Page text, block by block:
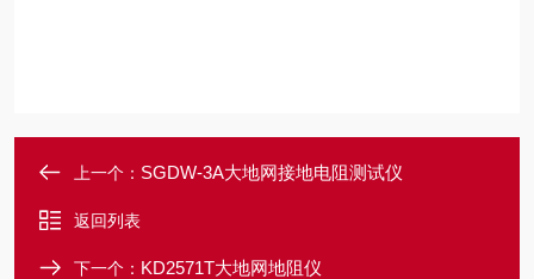
上一个： SGDW-3A大地网接地电阻测试仪
返回列表
下一个： KD2571T大地网地阻仪